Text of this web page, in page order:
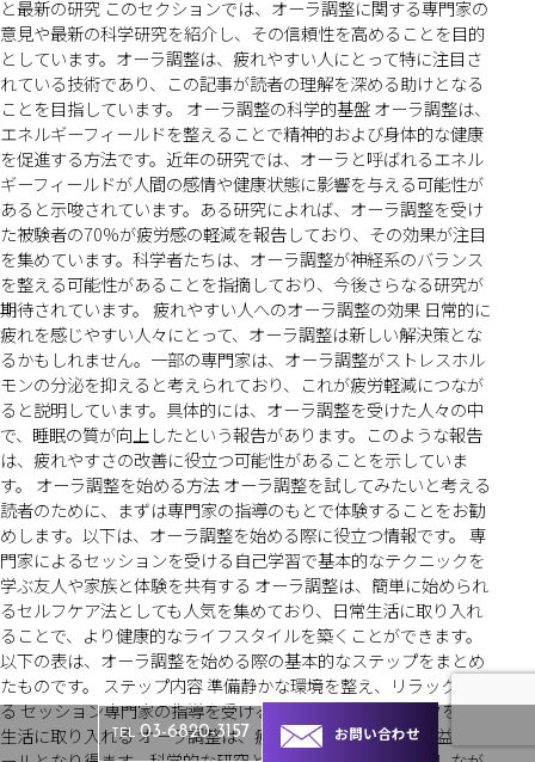
TEL03-6820-3157 お問い合わせ
と最新の研究 このセクションでは、オーラ調整に関する専門家の
意見や最新の科学研究を紹介し、その信頼性を高めることを目的
としています。オーラ調整は、疲れやすい人にとって特に注目さ
れている技術であり、この記事が読者の理解を深める助けとなる
ことを目指しています。 オーラ調整の科学的基盤 オーラ調整は、
エネルギーフィールドを整えることで精神的および身体的な健康
を促進する方法です。近年の研究では、オーラと呼ばれるエネル
ギーフィールドが人間の感情や健康状態に影響を与える可能性が
あると示唆されています。ある研究によれば、オーラ調整を受け
た被験者の70%が疲労感の軽減を報告しており、その効果が注目
を集めています。科学者たちは、オーラ調整が神経系のバランス
を整える可能性があることを指摘しており、今後さらなる研究が
期待されています。 疲れやすい人へのオーラ調整の効果 日常的に
疲れを感じやすい人々にとって、オーラ調整は新しい解決策とな
るかもしれません。一部の専門家は、オーラ調整がストレスホル
モンの分泌を抑えると考えられており、これが疲労軽減につなが
ると説明しています。具体的には、オーラ調整を受けた人々の中
で、睡眠の質が向上したという報告があります。このような報告
は、疲れやすさの改善に役立つ可能性があることを示していま
す。 オーラ調整を始める方法 オーラ調整を試してみたいと考える
読者のために、まずは専門家の指導のもとで体験することをお勧
めします。以下は、オーラ調整を始める際に役立つ情報です。 専
門家によるセッションを受ける自己学習で基本的なテクニックを
学ぶ友人や家族と体験を共有する オーラ調整は、簡単に始められ
るセルフケア法としても人気を集めており、日常生活に取り入れ
ることで、より健康的なライフスタイルを築くことができます。
以下の表は、オーラ調整を始める際の基本的なステップをまとめ
たものです。 ステップ内容 準備静かな環境を整え、リラックスす
る セッション専門家の指導を受ける 実践学んだテクニックを日常
生活に取り入れる オーラ調整は、疲れやすい人にとって有益なツ